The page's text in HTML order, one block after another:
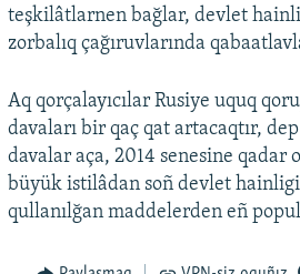
teşkilâtlarnen bağlar, devlet
zorbalıq çağıruvlarında
Aq qorçalayıcılar Rusiye uquq
davaları bir qaç qat artacaqtır,
davalar aça, 2014 senesine qadar
büyük istilâdan soñ devlet hainligi
qullanılğan maddelerden eñ